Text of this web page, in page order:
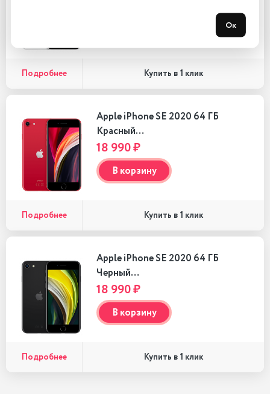
Подробнее Купить в 1 клик
Apple iPhone SE 2020 64 ГБ
Красный…
18 990 ₽
В корзину
Подробнее Купить в 1 клик
Apple iPhone SE 2020 64 ГБ
Черный…
18 990 ₽
В корзину
Подробнее Купить в 1 клик
Ок